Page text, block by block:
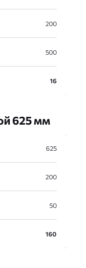
200
500
16
625 мм
625
200
50
160